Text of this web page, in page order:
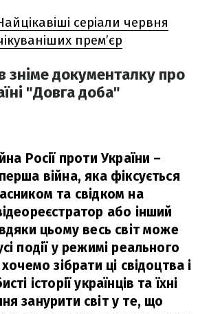
серіали червня
прем’єр
зніме документалку про
"Довга доба"
Росії проти України –
війна, яка фіксується
та свідком на
або інший
цьому весь світ може
події у режимі реального
зібрати ці свідоцтва і
історії українців та їхні
занурити світ у те, що